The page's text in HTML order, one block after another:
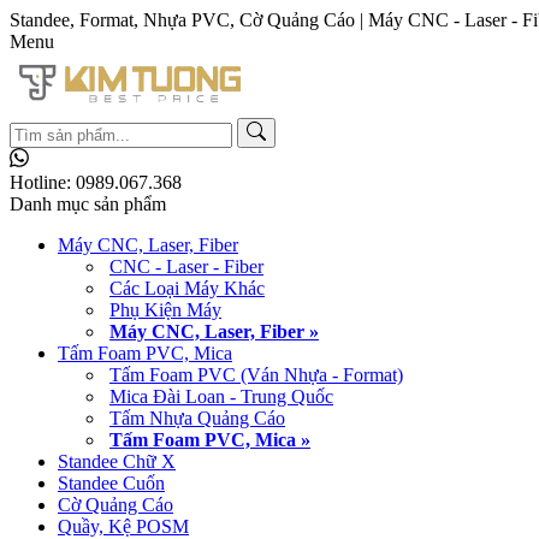
Standee, Format, Nhựa PVC, Cờ Quảng Cáo | Máy CNC - Laser -
Menu
Hotline: 0989.067.368
Danh mục sản phẩm
Máy CNC, Laser, Fiber
CNC - Laser - Fiber
Các Loại Máy Khác
Phụ Kiện Máy
Máy CNC, Laser, Fiber »
Tấm Foam PVC, Mica
Tấm Foam PVC (Ván Nhựa - Format)
Mica Đài Loan - Trung Quốc
Tấm Nhựa Quảng Cáo
Tấm Foam PVC, Mica »
Standee Chữ X
Standee Cuốn
Cờ Quảng Cáo
Quầy, Kệ POSM